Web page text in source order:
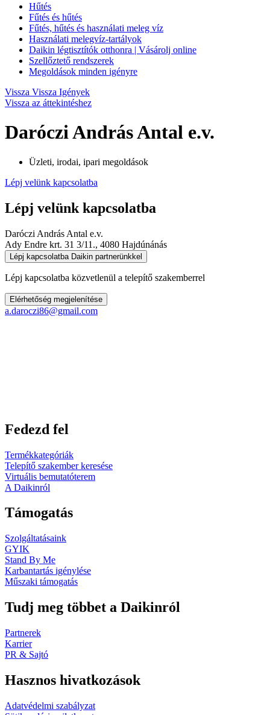
Hűtés
Fűtés és hűtés
Fűtés, hűtés és használati meleg víz
Használati melegvíz-tartályok
Daikin légtisztítók otthonra | Vásárolj online
Szellőztető rendszerek
Megoldások minden igényre
Vissza Vissza Igények
Vissza az áttekintéshez
Daróczi András Antal e.v.
Üzleti, irodai, ipari megoldások
Lépj velünk kapcsolatba
Lépj velünk kapcsolatba
Daróczi András Antal e.v.
Ady Endre krt. 31 3/11., 4080 Hajdúnánás
Lépj kapcsolatba Daikin partnerünkkel
Lépj kapcsolatba közvetlenül a telepítő szakemberrel
Elérhetőség megjelenítése
a.daroczi86@gmail.com
Fedezd fel
Termékkategóriák
Telepítő szakember keresése
Virtuális bemutatóterem
A Daikinról
Támogatás
Szolgáltatásaink
GYIK
Stand By Me
Karbantartás igénylése
Műszaki támogatás
Tudj meg többet a Daikinról
Partnerek
Karrier
PR & Sajtó
Hasznos hivatkozások
Adatvédelmi szabályzat